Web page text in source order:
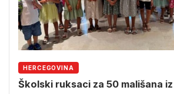
HERCEGOVINA
Školski ruksaci za 50 mališana